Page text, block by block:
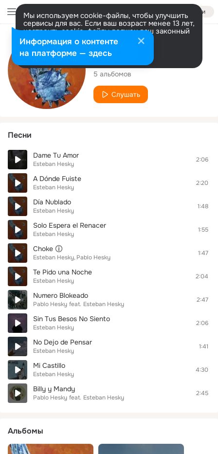
Войти
Мы используем cookie-файлы, чтобы улучшить
сервисы для вас. Если ваш возраст менее 13 лет,
настроить cookie-файлы должен ваш законный
представитель. Больше информации
Разрешить все Настроить
Исполнитель
Esteban Hesky
5 альбомов
Слушать
Песни
Dame Tu Amor
Esteban Hesky
2:06
A Dónde Fuiste
Esteban Hesky
2:20
Día Nublado
Esteban Hesky
1:48
Solo Espera el Renacer
Esteban Hesky
1:55
Choke
Esteban Hesky Pablo Hesky
1:47
Te Pido una Noche
Esteban Hesky
2:04
Numero Blokeado
Pablo Hesky feat. Esteban Hesky
2:47
Sin Tus Besos No Siento
Esteban Hesky
2:06
No Dejo de Pensar
Esteban Hesky
1:41
Mi Castillo
Esteban Hesky
4:30
Billy y Mandy
Pablo Hesky feat. Esteban Hesky
2:45
Альбомы
Информация о контенте
на платформе — здесь